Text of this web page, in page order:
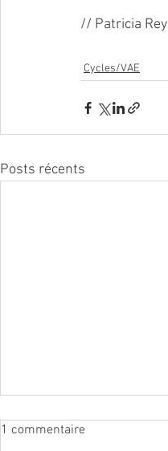
// Patricia Rey
Cycles/VAE
Posts récents
1 commentaire